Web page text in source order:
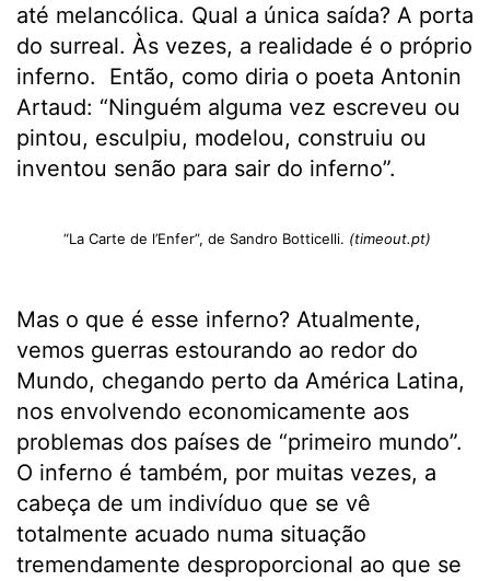
até melancólica. Qual a única saída? A porta
do surreal. Às vezes, a realidade é o próprio
inferno. Então, como diria o poeta Antonin
Artaud: “Ninguém alguma vez escreveu ou
pintou, esculpiu, modelou, construiu ou
inventou senão para sair do inferno”.
“La Carte de l’Enfer”, de Sandro Botticelli. (timeout.pt)
Mas o que é esse inferno? Atualmente,
vemos guerras estourando ao redor do
Mundo, chegando perto da América Latina,
nos envolvendo economicamente aos
problemas dos países de “primeiro mundo”.
O inferno é também, por muitas vezes, a
cabeça de um indivíduo que se vê
totalmente acuado numa situação
tremendamente desproporcional ao que se